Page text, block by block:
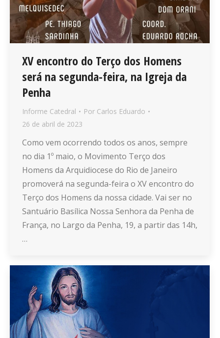
XV encontro do Terço dos Homens
será na segunda-feira, na Igreja da
Penha
Informe Catedral Por Carlos Eduardo
26 de abril de 2023
Como vem ocorrendo todos os anos, sempre
no dia 1º maio, o Movimento Terço dos
Homens da Arquidiocese do Rio de Janeiro
promoverá na segunda-feira o XV encontro do
Terço dos Homens da nossa cidade. Vai ser no
Santuário Basílica Nossa Senhora da Penha de
França, no Largo da Penha, 19, a partir das 14h,
…